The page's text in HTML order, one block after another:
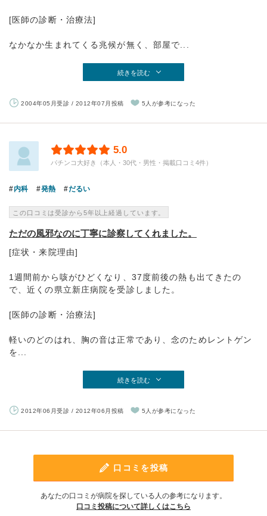
[医師の診断・治療法]
なかなか生まれてくる兆候が無く、部屋で...
続きを読む
2004年05月受診 / 2012年07月投稿 5人が参考になった
5.0
パチンコ大好き（本人・30代・男性・掲載口コミ4件）
内科 発熱 だるい
この口コミは受診から5年以上経過しています。
ただの風邪なのに丁寧に診察してくれました。
[症状・来院理由]
1週間前から咳がひどくなり、37度前後の熱も出てきたの
で、近くの県立新庄病院を受診しました。
[医師の診断・治療法]
軽いのどのはれ、胸の音は正常であり、念のためレントゲン
を...
続きを読む
2012年06月受診 / 2012年06月投稿 5人が参考になった
口コミを投稿
あなたの口コミが病院を探している人の参考になります。
口コミ投稿について詳しくはこちら